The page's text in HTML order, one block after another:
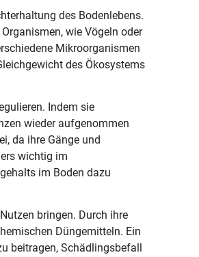
des Bodenlebens.
wie Vögeln oder
Mikroorganismen
des Ökosystems
Indem sie
wieder aufgenommen
da ihre Gänge und
wichtig im
im Boden dazu
bringen. Durch ihre
Düngemitteln. Ein
beitragen, Schädlingsbefall